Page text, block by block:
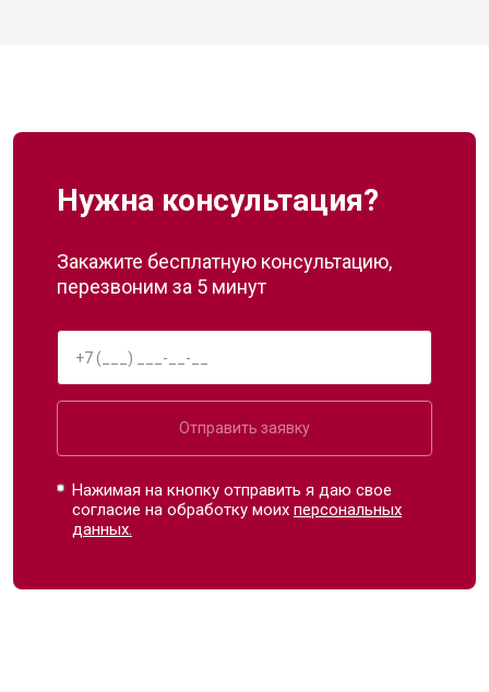
Нужна консультация?
Закажите бесплатную консультацию,
перезвоним за 5 минут
Отправить заявку
Нажимая на кнопку отправить я даю свое
согласие на обработку моихперсональных
данных.